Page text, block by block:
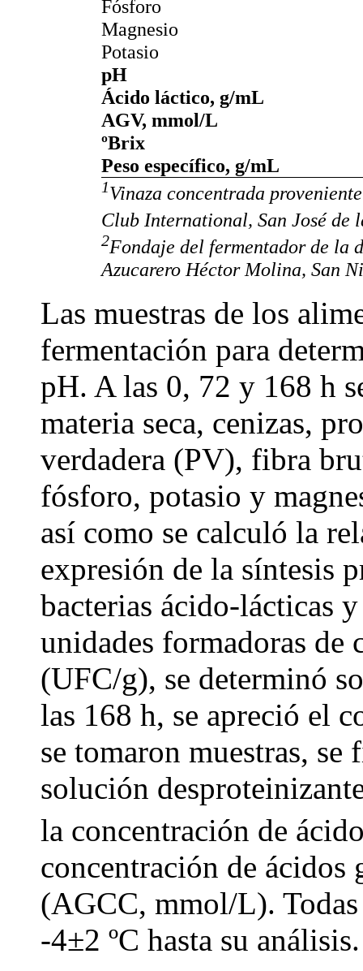
Fósforo
Magnesio
Potasio
pH
Ácido láctico, g/mL
AGV, mmol/L
ºBrix
Peso específico, g/mL
1Vinaza concentrada
Club International, San José de
2Fondaje del fermentador de la
Azucarero Héctor Molina, San
Las muestras de los
fermentación para
pH. A las 0, 72 y 168 h
materia seca, cenizas,
verdadera (PV), fibra
fósforo, potasio y
así como se calculó la
expresión de la síntesis
bacterias ácido-lácticas
unidades formadoras
(UFC/g), se determinó
las 168 h, se apreció el
se tomaron muestras,
solución
la concentración de
concentración de ácidos
(AGCC, mmol/L). Todas
-4±2 ºC hasta su análisis.